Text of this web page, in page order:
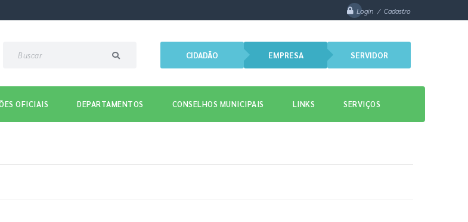
Login / Cadastro
CIDADÃO EMPRESA SERVIDOR
OFICIAIS DEPARTAMENTOS CONSELHOS MUNICIPAIS LINKS SERVIÇOS